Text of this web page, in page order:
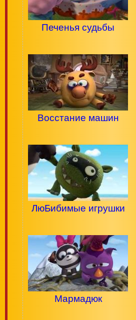
Печенья судьбы
Восстание машин
ЛюБибимые игрушки
Мармадюк